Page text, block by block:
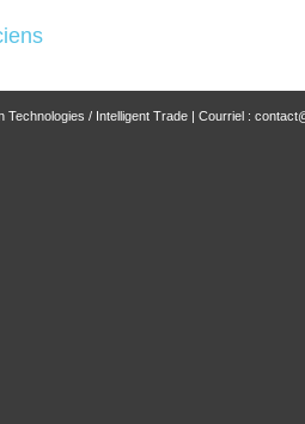
Technologies / Intelligent Trade | Courriel :